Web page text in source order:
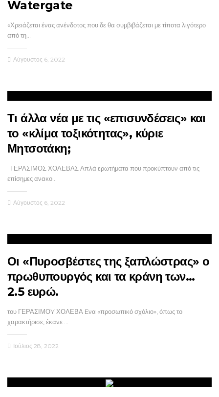
Watergate
«Χρειάζεται ένας ανένδοτος που δε θα συμβιβάζεται με τίποτα λιγότερο
από τη…
Αύγουστος 6, 2022
Τι άλλα νέα με τις «επισυνδέσεις» και
το «κλίμα τοξικότητας», κύριε
Μητσοτάκη;
ΓΕΡΑΣΙΜΟΣ ΧΟΛΕΒΑΣ Απλά ερωτήματα που προκύπτουν από τις
επίσημες ανακο…
Αύγουστος 6, 2022
Οι «Πυροσβέστες της ξαπλώστρας» ο
πρωθυπουργός και τα κράνη των…
2.5 ευρώ.
του ΓΕΡΑΣΙΜΟY ΧΟΛΕΒΑ Eνα «προσωπικό σχόλιο», όπως το
χαρακτήρισε, έκανε …
Ιούλιος 28, 2022